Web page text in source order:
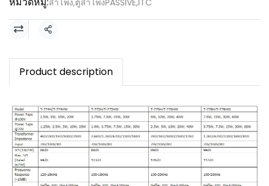
ลำโพง,ตู้ลำโพงPASSIVE,ITC
แชร์
Product description